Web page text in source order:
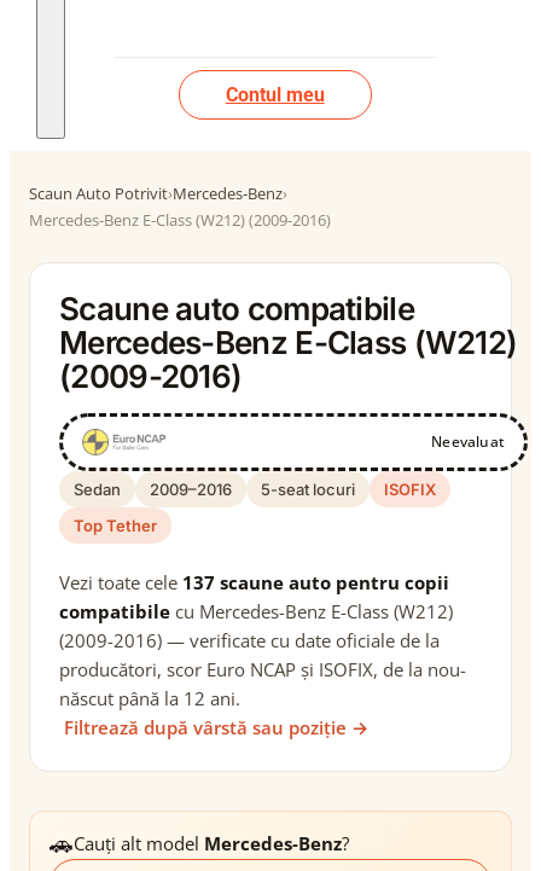
Contul meu
Scaun Auto Potrivit›Mercedes-Benz›
Mercedes-Benz E-Class (W212) (2009-2016)
Scaune auto compatibile
Mercedes-Benz E-Class (W212)
(2009-2016)
Neevaluat
Sedan 2009–2016 5-seat locuri
ISOFIX
Top Tether
Vezi toate cele 137 scaune auto pentru copii
compatibile cu Mercedes-Benz E-Class (W212)
(2009-2016) — verificate cu date oficiale de la
producători, scor Euro NCAP și ISOFIX, de la nou-
născut până la 12 ani.
Filtrează după vârstă sau poziție →
🚗Cauți alt model Mercedes-Benz?